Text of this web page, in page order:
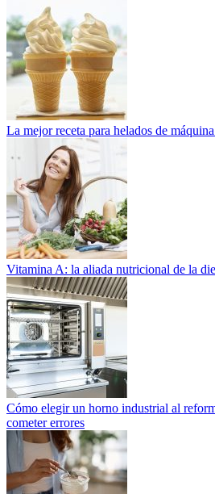
La mejor receta para helados de
Vitamina A: la aliada nutricional de la
Cómo elegir un horno industrial al
cometer errores